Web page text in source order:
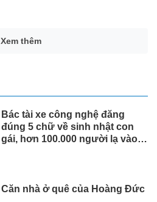
Xem thêm
Bác tài xe công nghệ đăng
đúng 5 chữ về sinh nhật con
gái, hơn 100.000 người lạ vào
Căn nhà ở quê của Hoàng Đức